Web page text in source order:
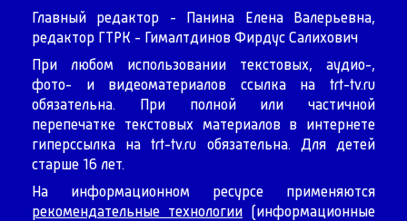
Главный редактор - Панина Елена Валерьевна,
редактор ГТРК - Гималтдинов Фирдус Салихович
При любом использовании текстовых, аудио-,
фото- и видеоматериалов ссылка на trt-tv.ru
обязательна. При полной или частичной
перепечатке текстовых материалов в интернете
гиперссылка наtrt-tv.ru обязательна. Для детей
старше 16 лет.
На информационном ресурсе применяются
рекомендательные технологии (информационные